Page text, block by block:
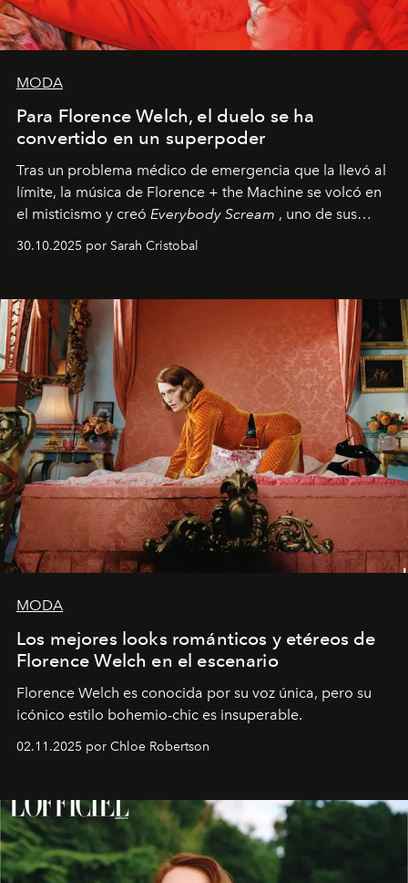
MODA
Para Florence Welch, el duelo se ha
convertido en un superpoder
Tras un problema médico de emergencia que la llevó al
límite, la música de Florence + the Machine se volcó en
el misticismo y creó Everybody Scream , uno de sus
30.10.2025 por Sarah Cristobal
MODA
Los mejores looks románticos y etéreos de
Florence Welch en el escenario
Florence Welch es conocida por su voz única, pero su
icónico estilo bohemio-chic es insuperable.
02.11.2025 por Chloe Robertson